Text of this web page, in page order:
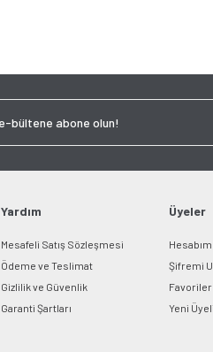
Yardım
Mesafeli Satış Sözleşmesi
Ödeme ve Teslimat
Gizlilik ve Güvenlik
Garanti Şartları
Üyeler
Hesabım
Şifremi
Favoriler
Yeni